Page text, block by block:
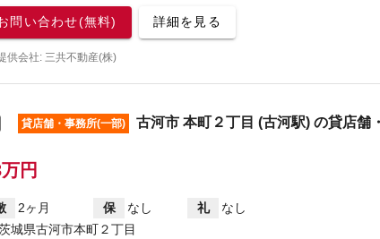
問い合わせ(無料) 詳細を見る
供会社: 三共不動産(株)
貸店舗・事務所(一部) 古河市 本町２丁目 (古河駅) の貸店舗
円
2ヶ月 保 なし 礼
なし
城県古河市本町２丁目